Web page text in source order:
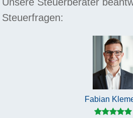
Steuerfragen:
Fabian